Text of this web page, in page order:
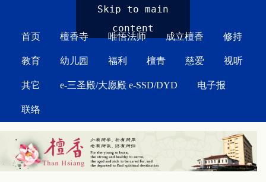
Skip to main
content
首页 檀香寺 唯悟法师 成立檀香 修持
教育 幼儿园 福利 檀青 慈爱 视听
其它 e-三圣殿/大愿殿 e-SSD/DYD 电子报
联络